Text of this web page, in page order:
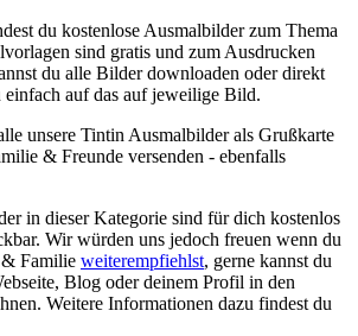
du kostenlose Ausmalbilder zum Thema
sind gratis und zum Ausdrucken
du alle Bilder downloaden oder direkt
auf das auf jeweilige Bild.
unsere Tintin Ausmalbilder als Grußkarte
& Freunde versenden - ebenfalls
in dieser Kategorie sind für dich kostenlos
Wir würden uns jedoch freuen wenn du
& Familie weiterempfiehlst, gerne kannst du
Blog oder deinem Profil in den
Weitere Informationen dazu findest du